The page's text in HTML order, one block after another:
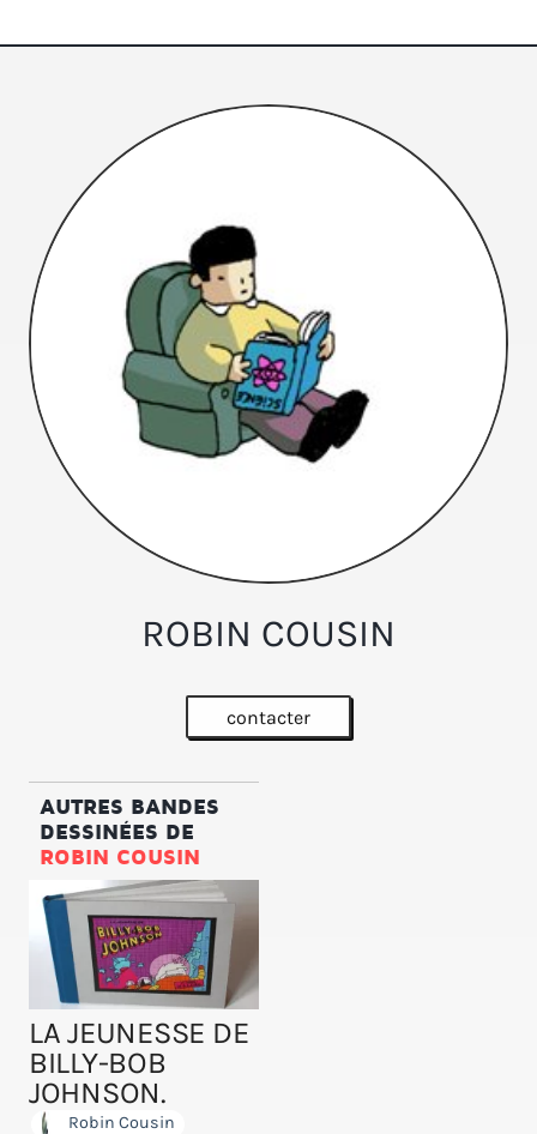
ROBIN COUSIN
contacter
AUTRES BANDES
DESSINÉES DE
ROBIN COUSIN
LA JEUNESSE DE
BILLY-BOB
JOHNSON.
Robin Cousin